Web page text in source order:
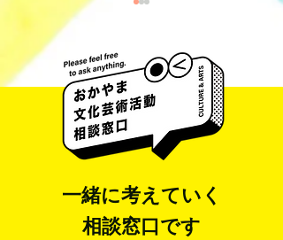
梅田彩香 Ayaka Umeda
一緒に考えていく
相談窓口です